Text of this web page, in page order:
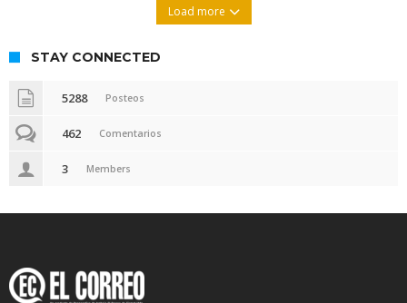
Load more
STAY CONNECTED
5288 Posteos
462 Comentarios
3 Members